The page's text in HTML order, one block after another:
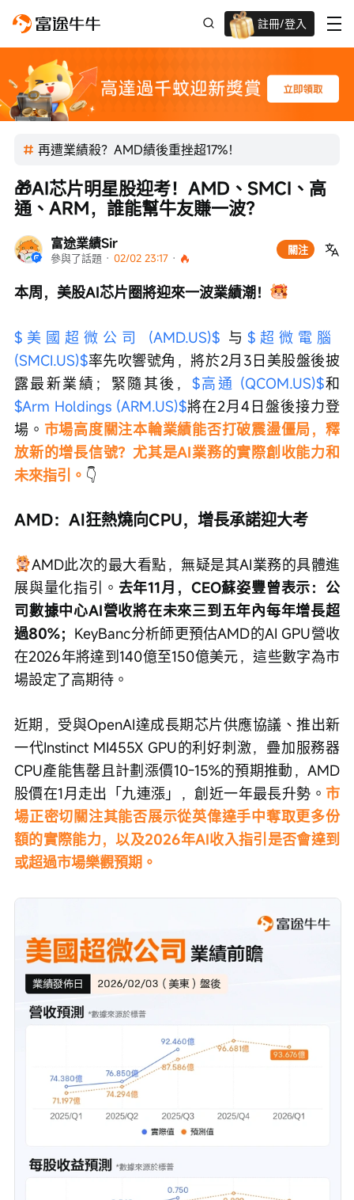
註冊/登入
迎新驚喜賞 股票/BTC等任你揀!
再遭業績殺？AMD績後重挫超17%！
富途業績Sir
參與了話題 · 02/02 23:17 ·
關注
🎁AI芯片明星股迎考！AMD、SMCI、高
通、ARM，誰能幫牛友賺一波？
本周，美股AI芯片圈將迎來一波業績潮！
$美國超微公司 (AMD.US)$ 与$超微電腦
(SMCI.US)$率先吹響號角，將於2月3日美股盤後披
露最新業績；緊隨其後， $高通 (QCOM.US)$和
$Arm Holdings (ARM.US)$將在2月4日盤後接力登
場。 市場高度關注本輪業績能否打破震盪僵局，釋
放新的增長信號？尤其是AI業務的實際創收能力和
未來指引。 👇
AMD：AI狂熱燒向CPU，增長承諾迎大考
AMD此次的最大看點，無疑是其AI業務的具體進
展與量化指引。 去年11月，CEO蘇姿豐曾表示：公
司數據中心AI營收將在未來三到五年內每年增長超
過80%； KeyBanc分析師更預估AMD的AI GPU營收
在2026年將達到140億至150億美元，這些數字為市
場設定了高期待。
近期，受與OpenAI達成長期芯片供應協議、推出新
一代Instinct MI455X GPU的利好刺激，疊加服務器
CPU產能售罄且計劃漲價10-15%的預期推動，AMD
股價在1月走出「九連漲」，創近一年最長升勢。 市
場正密切關注其能否展示從英偉達手中奪取更多份
額的實際能力，以及2026年AI收入指引是否會達到
或超過市場樂觀預期。